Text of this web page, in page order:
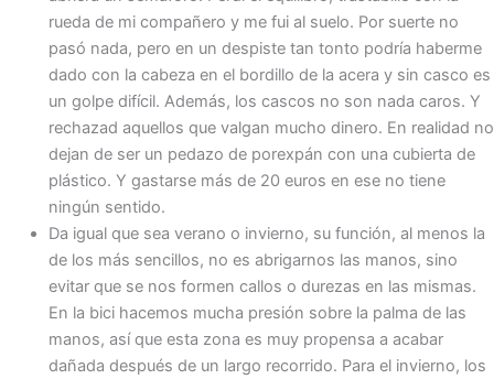
rueda de mi compañero y me fui al suelo. Por suerte no
pasó nada, pero en un despiste tan tonto podría haberme
dado con la cabeza en el bordillo de la acera y sin casco es
un golpe difícil. Además, los cascos no son nada caros. Y
rechazad aquellos que valgan mucho dinero. En realidad no
dejan de ser un pedazo de porexpán con una cubierta de
plástico. Y gastarse más de 20 euros en ese no tiene
ningún sentido.
Da igual que sea verano o invierno, su función, al menos la
de los más sencillos, no es abrigarnos las manos, sino
evitar que se nos formen callos o durezas en las mismas.
En la bici hacemos mucha presión sobre la palma de las
manos, así que esta zona es muy propensa a acabar
dañada después de un largo recorrido. Para el invierno, los